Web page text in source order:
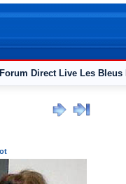
Forum Direct Live Les Bleus